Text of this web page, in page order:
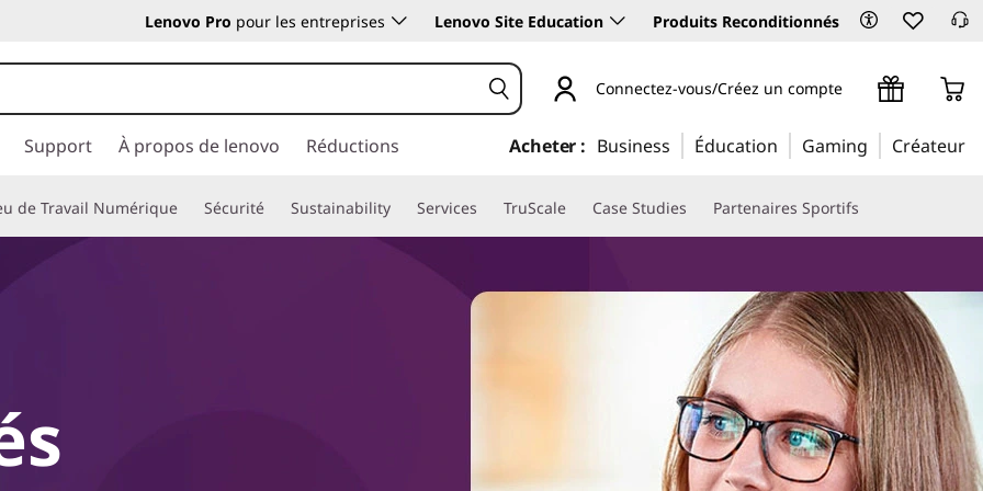
Lenovo Pro pour les entreprises Lenovo Site Education Produits Reconditionnés
Connectez-vous/Créez un compte
Support À propos de lenovo Réductions Acheter : Business Éducation Gaming Créateur
de Travail Numérique Sécurité Sustainability Services TruScale Case Studies Partenaires Sportifs